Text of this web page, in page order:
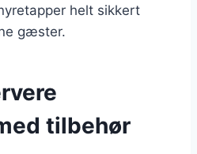
helt sikkert
gæster.
tilbehør